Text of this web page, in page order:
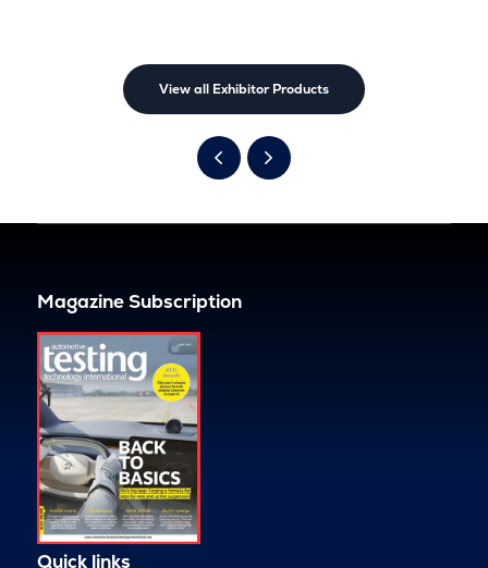
View all Exhibitor Products
Magazine Subscription
Quick links